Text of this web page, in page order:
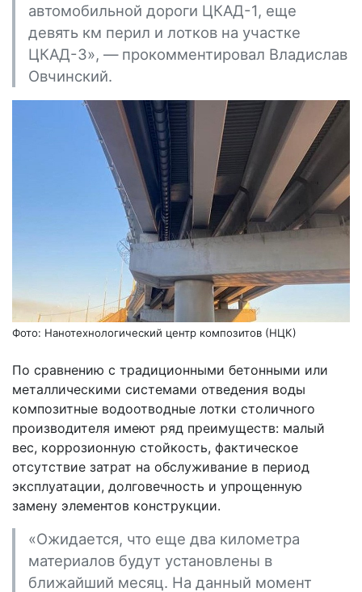
автомобильной дороги ЦКАД-1, еще
девять км перил и лотков на участке
ЦКАД-3», — прокомментировал Владислав
Овчинский.
Фото: Нанотехнологический центр композитов (НЦК)
По сравнению с традиционными бетонными или
металлическими системами отведения воды
композитные водоотводные лотки столичного
производителя имеют ряд преимуществ: малый
вес, коррозионную стойкость, фактическое
отсутствие затрат на обслуживание в период
эксплуатации, долговечность и упрощенную
замену элементов конструкции.
«Ожидается, что еще два километра
материалов будут установлены в
ближайший месяц. На данный момент